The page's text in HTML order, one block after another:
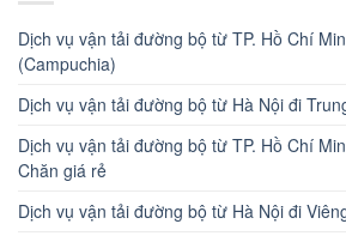
Dịch vụ vận tải đường bộ từ TP. Hồ Chí
(Campuchia)
Dịch vụ vận tải đường bộ từ Hà Nội đi
Dịch vụ vận tải đường bộ từ TP. Hồ Chí
Chăn giá rẻ
Dịch vụ vận tải đường bộ từ Hà Nội đi